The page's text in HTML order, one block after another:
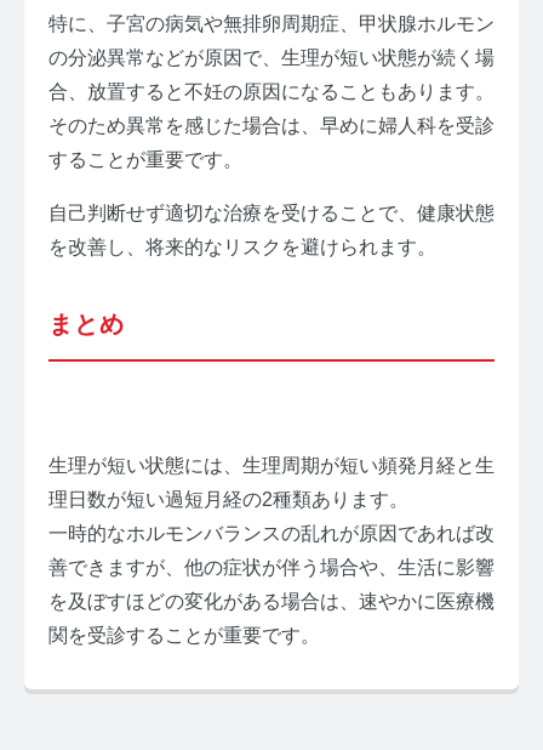
特に、子宮の病気や無排卵周期症、甲状腺ホルモン
の分泌異常などが原因で、生理が短い状態が続く場
合、放置すると不妊の原因になることもあります。
そのため異常を感じた場合は、早めに婦人科を受診
することが重要です。
自己判断せず適切な治療を受けることで、健康状態
を改善し、将来的なリスクを避けられます。
まとめ
生理が短い状態には、生理周期が短い頻発月経と生
理日数が短い過短月経の2種類あります。
一時的なホルモンバランスの乱れが原因であれば改
善できますが、他の症状が伴う場合や、生活に影響
を及ぼすほどの変化がある場合は、速やかに医療機
関を受診することが重要です。